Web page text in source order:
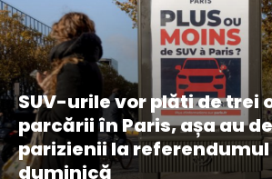
SUV-urile vor plăti de trei
parcării în Paris, așa au
parizienii la referendumul
duminică